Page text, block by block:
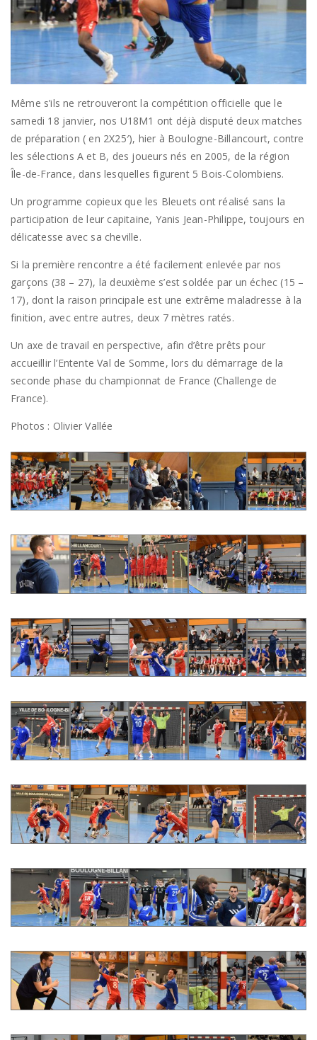
Même s’ils ne retrouveront la compétition officielle que le
samedi 18 janvier, nos U18M1 ont déjà disputé deux matches
de préparation ( en 2X25′), hier à Boulogne-Billancourt, contre
les sélections A et B, des joueurs nés en 2005, de la région
Île-de-France, dans lesquelles figurent 5 Bois-Colombiens.
Un programme copieux que les Bleuets ont réalisé sans la
participation de leur capitaine, Yanis Jean-Philippe, toujours en
délicatesse avec sa cheville.
Si la première rencontre a été facilement enlevée par nos
garçons (38 – 27), la deuxième s’est soldée par un échec (15 –
17), dont la raison principale est une extrême maladresse à la
finition, avec entre autres, deux 7 mètres ratés.
Un axe de travail en perspective, afin d’être prêts pour
accueillir l’Entente Val de Somme, lors du démarrage de la
seconde phase du championnat de France (Challenge de
France).
Photos : Olivier Vallée